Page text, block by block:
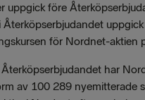
uppgick före
för Nordnet-aktien
har
av 100 289 nyemitterade